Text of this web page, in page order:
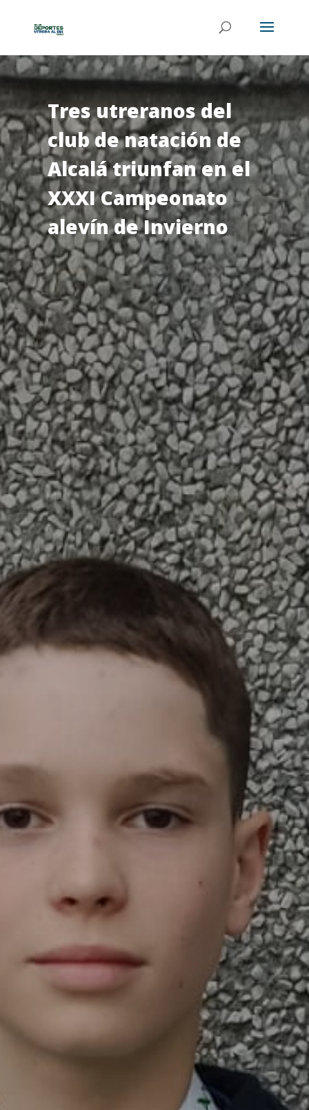
Tres utreranos del
club de natación de
Alcalá triunfan en el
XXXI Campeonato
alevín de Invierno